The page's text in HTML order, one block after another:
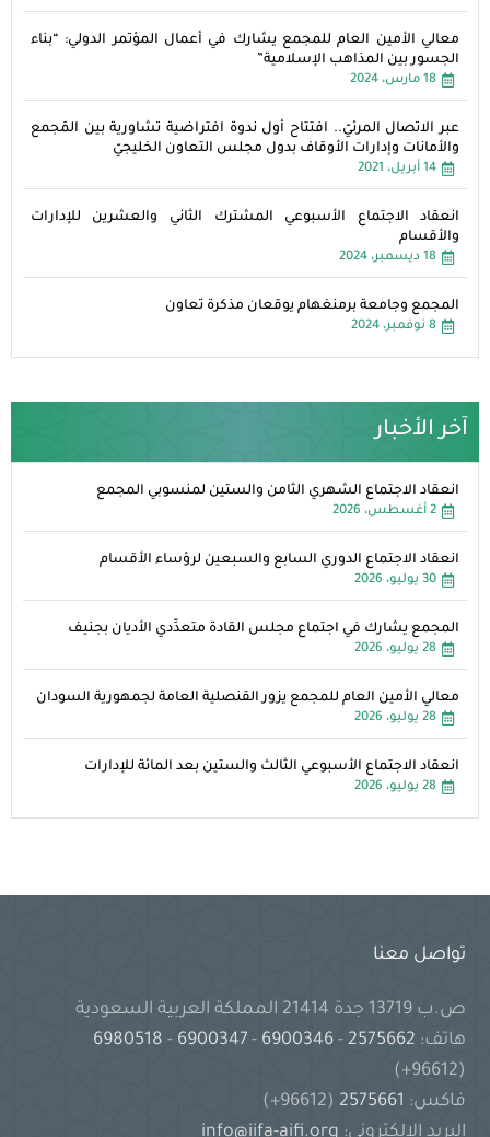
معالي الأمين العام للمجمع يشارك في أعمال المؤتمر الدولي: “بناء
الجسور بين المذاهب الإسلامية”
18 مارس، 2024
عبر الاتصال المرئيّ.. افتتاح أول ندوة افتراضية تشاورية بين المَجمع
والأمانات وإدارات الأوقاف بدول مجلس التعاون الخليجيّ
14 أبريل، 2021
انعقاد الاجتماع الأسبوعي المشترك الثاني والعشرين للإدارات
والأقسام
18 ديسمبر، 2024
المجمع وجامعة برمنغهام يوقعان مذكرة تعاون
8 نوفمبر، 2024
آخر الأخبار
انعقاد الاجتماع الشهري الثامن والستين لمنسوبي المجمع
2 أغسطس، 2026
انعقاد الاجتماع الدوري السابع والسبعين لرؤساء الأقسام
30 يوليو، 2026
المجمع يشارك في اجتماع مجلس القادة متعدِّدي الأديان بجنيف
28 يوليو، 2026
معالي الأمين العام للمجمع يزور القنصلية العامة لجمهورية السودان
28 يوليو، 2026
انعقاد الاجتماع الأسبوعي الثالث والستين بعد المائة للإدارات
28 يوليو، 2026
تواصل معنا
ص.ب 13719 جدة 21414 المملكة العربية السعودية
هاتف:
-
6900346
-
6900347
-
(96612+)
فاكس:
(96612+)
البريد الإلكتروني: info@iifa-aifi.org